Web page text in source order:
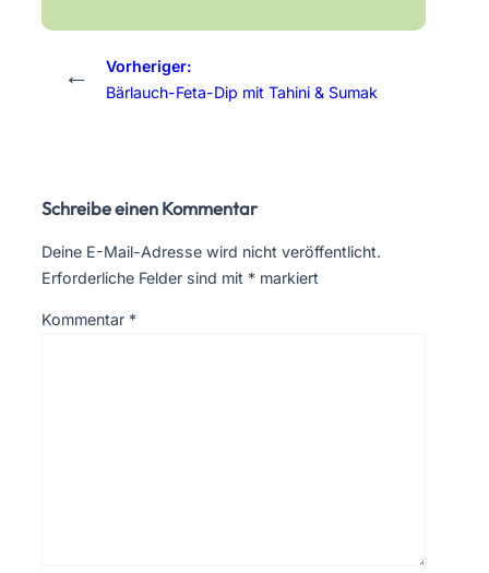
←
Vorheriger:
Bärlauch-Feta-Dip mit Tahini & Sumak
Schreibe einen Kommentar
Deine E-Mail-Adresse wird nicht veröffentlicht.
Erforderliche Felder sind mit * markiert
Kommentar *